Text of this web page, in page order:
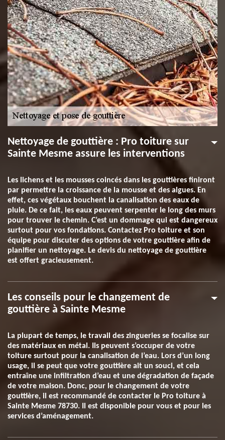
Nettoyage de gouttière : Pro toiture sur
Sainte Mesme assure les interventions
Les lichens et les mousses coincés dans les gouttières finiront
par permettre la croissance de la mousse et des algues. En
effet, ces végétaux bouchent la canalisation des eaux de
pluie. De ce fait, les eaux peuvent serpenter le long des murs
pour trouver le chemin. C’est un dommage qui est dangereux
surtout pour vos fondations. Contactez Pro toiture et son
équipe pour discuter des options de votre gouttière afin de
planifier un nettoyage. Le devis du nettoyage de gouttière
est offert gracieusement.
Les conseils pour le changement de
gouttière à Sainte Mesme
La plupart de temps, le travail des zingueries se focalise sur
des matériaux en métal. Ils peuvent s’occuper de votre
toiture surtout pour la canalisation de l’eau. Lors d’un long
usage, il se peut que votre gouttière ait un souci, et cela
entraîne une infiltration d’eau et une dégradation de façade
de votre maison. Donc, pour le changement de votre
gouttière, il est recommandé de contacter le Pro toiture à
Sainte Mesme 78730. Il est disponible pour vous et pour les
services d’aménagement.